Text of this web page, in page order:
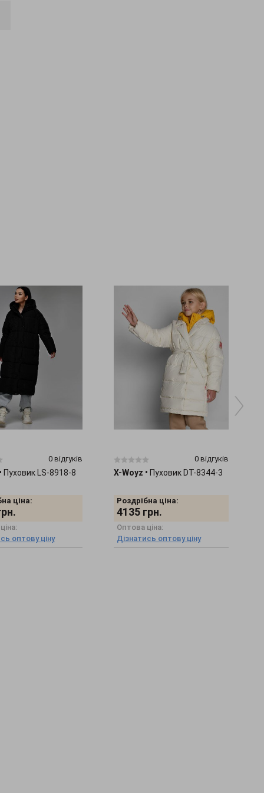
0 відгуків
• Пуховик LS-8918-8
ціна:
оптову ціну
0 відгуків
X-Woyz • Пуховик DT-8344-3
Роздрібна ціна:
4135 грн.
Оптова ціна:
Дізнатись оптову ціну